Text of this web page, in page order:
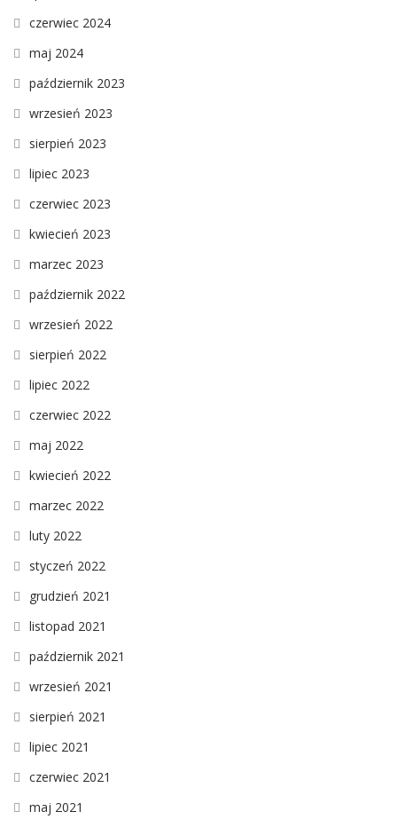
czerwiec 2024
maj 2024
październik 2023
wrzesień 2023
sierpień 2023
lipiec 2023
czerwiec 2023
kwiecień 2023
marzec 2023
październik 2022
wrzesień 2022
sierpień 2022
lipiec 2022
czerwiec 2022
maj 2022
kwiecień 2022
marzec 2022
luty 2022
styczeń 2022
grudzień 2021
listopad 2021
październik 2021
wrzesień 2021
sierpień 2021
lipiec 2021
czerwiec 2021
maj 2021